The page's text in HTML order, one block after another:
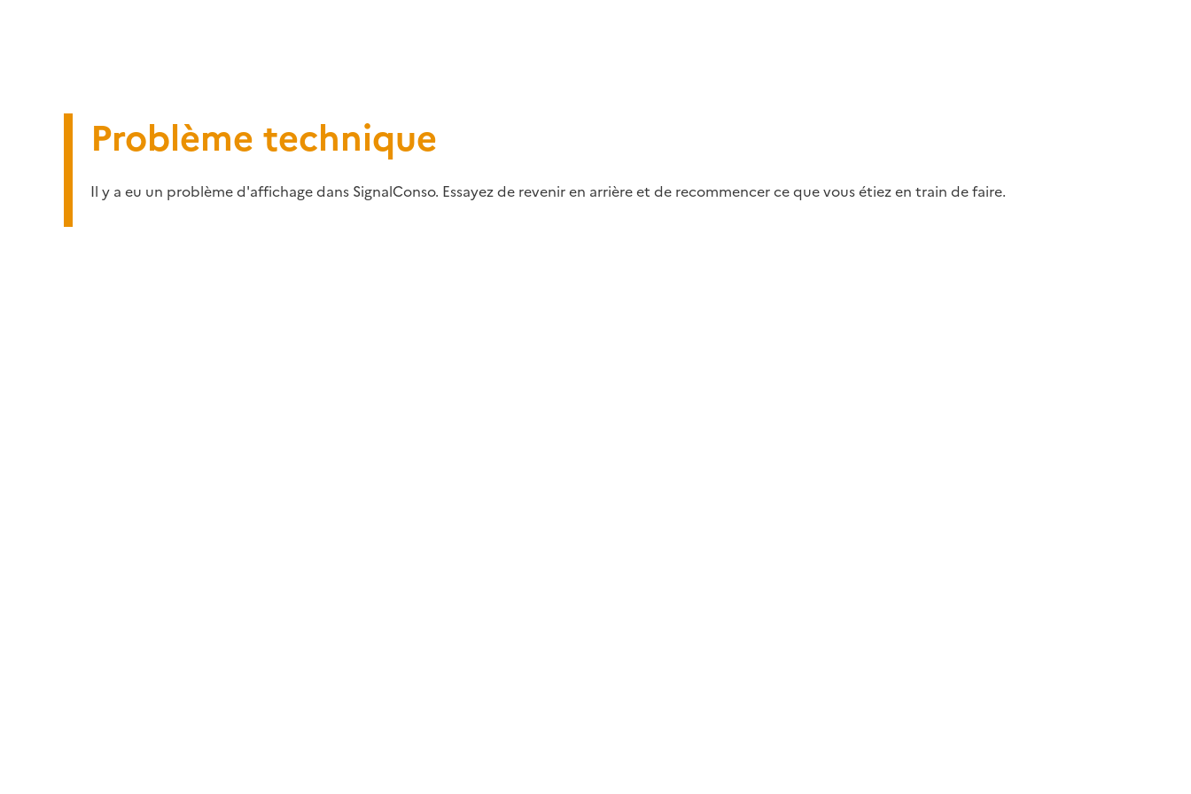
Problème technique
Il y a eu un problème d'affichage dans SignalConso. Essayez de revenir en arrière et de recommencer ce que vous étiez en train de faire.